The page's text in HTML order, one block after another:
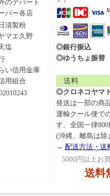
のデパート
パー各店
清製粉
マエ久野
塩
い信用金庫
用組合
◎銀行振込
◎ゆうちょ振替
送料
◎クロネコヤマト
発送は一部の商
運輸クール便で
す。全国一律800
(沖縄、離島は除
→ 配送方法・送
5000円以上お
送料